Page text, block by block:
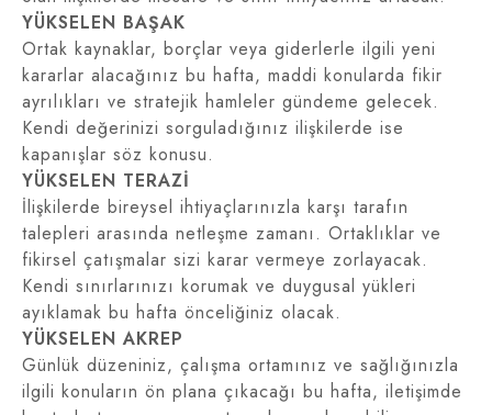
YÜKSELEN BAŞAK
Ortak kaynaklar, borçlar veya giderlerle ilgili yeni
kararlar alacağınız bu hafta, maddi konularda fikir
ayrılıkları ve stratejik hamleler gündeme gelecek.
Kendi değerinizi sorguladığınız ilişkilerde ise
kapanışlar söz konusu.
YÜKSELEN TERAZİ
İlişkilerde bireysel ihtiyaçlarınızla karşı tarafın
talepleri arasında netleşme zamanı. Ortaklıklar ve
fikirsel çatışmalar sizi karar vermeye zorlayacak.
Kendi sınırlarınızı korumak ve duygusal yükleri
ayıklamak bu hafta önceliğiniz olacak.
YÜKSELEN AKREP
Günlük düzeniniz, çalışma ortamınız ve sağlığınızla
ilgili konuların ön plana çıkacağı bu hafta, iletişimde